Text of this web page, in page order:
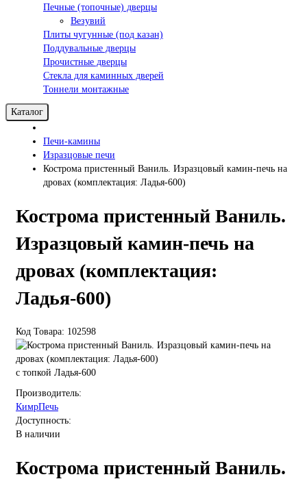
Печные (топочные) дверцы
Везувий
Плиты чугунные (под казан)
Поддувальные дверцы
Прочистные дверцы
Стекла для каминных дверей
Тоннели монтажные
Каталог
Печи-камины
Изразцовые печи
Кострома пристенный Ваниль. Изразцовый камин-печь на
дровах (комплектация: Ладья-600)
Кострома пристенный Ваниль.
Изразцовый камин-печь на
дровах (комплектация:
Ладья-600)
Код Товара: 102598
с топкой Ладья-600
Производитель:
КимрПечь
Доступность:
В наличии
Кострома пристенный Ваниль.